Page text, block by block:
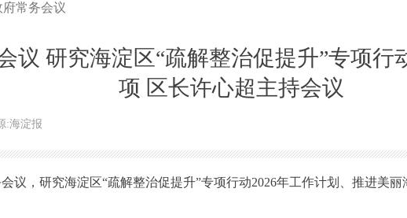
常务会议
议 研究海淀区“疏解整治促提升”专项行
项 区长许心超主持会议
:海淀报
，研究海淀区“疏解整治促提升”专项行动2026年工作计划、推进美丽